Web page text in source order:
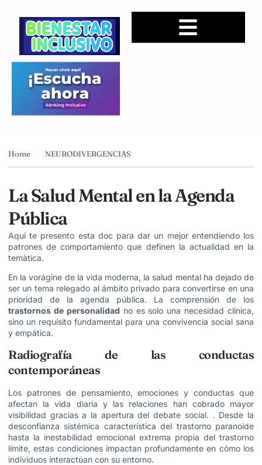
Home NEURODIVERGENCIAS
La Salud Mental en la Agenda
Pública
Aqui te presento esta doc para dar un mejor entendiendo los
patrones de comportamiento que definen la actualidad en la
temàtica.
En la vorágine de la vida moderna, la salud mental ha dejado de
ser un tema relegado al ámbito privado para convertirse en una
prioridad de la agenda pública. La comprensión de los
trastornos de personalidad no es solo una necesidad clínica,
sino un requisito fundamental para una convivencia social sana
y empática.
Radiografía de las conductas
contemporáneas
Los patrones de pensamiento, emociones y conductas que
afectan la vida diaria y las relaciones han cobrado mayor
visibilidad gracias a la apertura del debate social. . Desde la
desconfianza sistémica característica del trastorno paranoide
hasta la inestabilidad emocional extrema propia del trastorno
límite, estas condiciones impactan profundamente en cómo los
individuos interactúan con su entorno.